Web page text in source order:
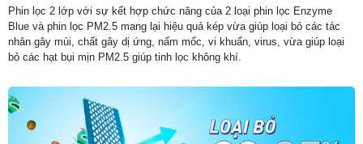
Phin lọc 2 lớp với sự kết hợp chức năng của 2 loại phin lọc Enzyme
Blue và phin lọc PM2.5 mang lại hiệu quả kép vừa giúp loại bỏ các tác
nhân gây mùi, chất gây dị ứng, nấm mốc, vi khuẩn, virus, vừa giúp loại
bỏ các hạt bụi mịn PM2.5 giúp tinh lọc không khí.